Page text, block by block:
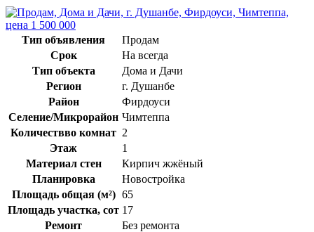
Тип объявления
Продам
Срок
На всегда
Тип объекта
Дома и Дачи
Регион
г. Душанбе
Район
Фирдоуси
Селение/Микрорайон Чимтеппа
Количествво комнат 2
Этаж
1
Материал стен
Кирпич жжёный
Планировка
Новостройка
Площадь общая (м²) 65
Площадь участка, сот 17
Ремонт
Без ремонта